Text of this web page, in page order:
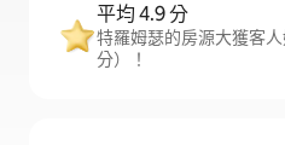
平均 4.9 分
特羅姆瑟的房源大獲客
分）！